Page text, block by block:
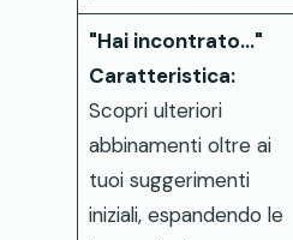
"Hai incontrato..."
Caratteristica:
Scopri ulteriori
abbinamenti oltre ai
tuoi suggerimenti
iniziali, espandendo le